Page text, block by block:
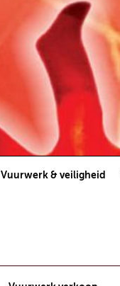
Vuurwerk & veiligheid